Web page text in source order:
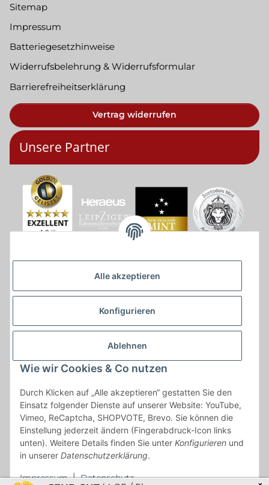
Alle akzeptieren
Konfigurieren
Ablehnen
Wie wir Cookies & Co nutzen
Durch Klicken auf „Alle akzeptieren“ gestatten Sie den
Einsatz folgender Dienste auf unserer Website: YouTube,
Vimeo, ReCaptcha, SHOPVOTE, Brevo. Sie können die
Einstellung jederzeit ändern (Fingerabdruck-Icon links
unten). Weitere Details finden Sie unter Konfigurieren und
in unserer Datenschutzerklärung.
Impressum | Datenschutz
Sitemap
Impressum
Batteriegesetzhinweise
Widerrufsbelehrung & Widerrufsformular
Barrierefreiheitserklärung
Vertrag widerrufen
Unsere Partner
* * Lieferzeiten gelten ab Zahlungseingang und innerhalb
Deutschland.Irrtümer vorbehalten. Angaben zur
Auflagenhöhe, Durchmesser, etc. werden nicht garantiert. Der
Kaufvertrag bleibt davon unbetroffen. Alle angegebenen Preise
sind incl. der gesetzlichen UST und, zzgl.Versand| Das Angebot
"kostenlose Lieferung" bezieht sich aussließlich auf den